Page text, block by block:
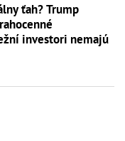
ťah? Trump
investori nemajú